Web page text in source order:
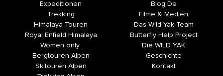
Expeditionen
Trekking
Himalaya Touren
Royal Enfield Himalaya
Women only
Bergtouren Alpen
Skitouren Alpen
Blog De
Filme & Medien
Das Wild Yak Team
Butterfly Help Project
Die WILD YAK
Geschichte
Kontakt